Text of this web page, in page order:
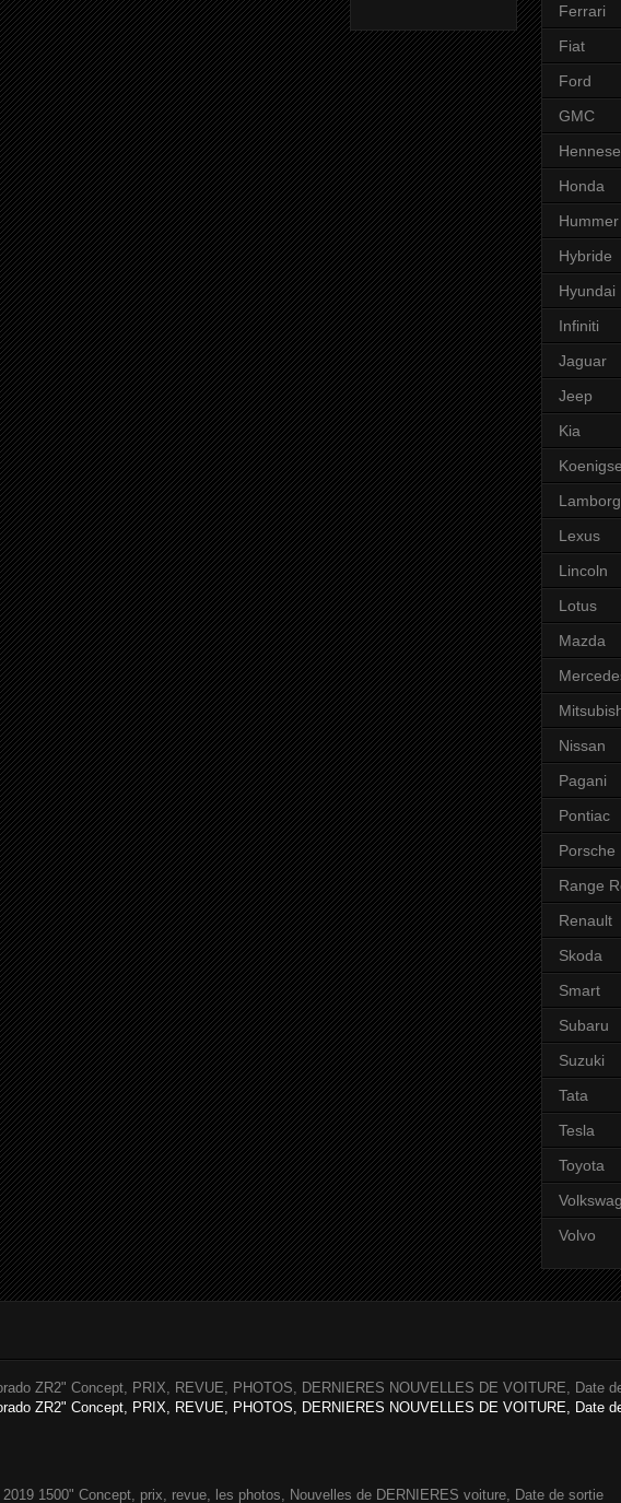
Ferrari
Fiat
Ford
GMC
Honda
Hummer
Hybride
Hyundai
Infiniti
Jaguar
Jeep
Kia
Lexus
Lincoln
Lotus
Mazda
Nissan
Pagani
Pontiac
Porsche
Range
Renault
Skoda
Smart
Subaru
Suzuki
Tata
Tesla
Toyota
Volvo
ZR2" Concept, PRIX, REVUE, PHOTOS, DERNIERES NOUVELLES DE VOITURE, Date
ZR2" Concept, PRIX, REVUE, PHOTOS, DERNIERES NOUVELLES DE VOITURE, Date
1500" Concept, prix, revue, les photos, Nouvelles de DERNIERES voiture, Date de sortie